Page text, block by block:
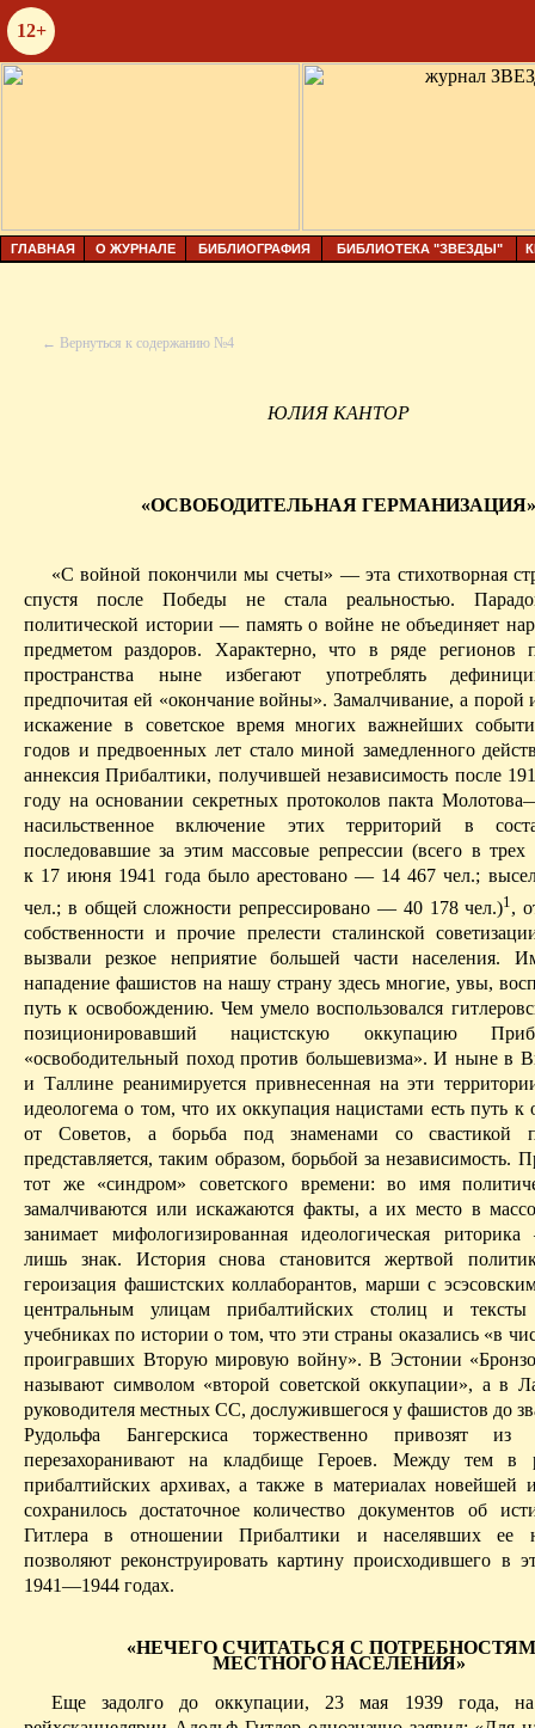
12+
ГЛАВНАЯ О ЖУРНАЛЕ БИБЛИОГРАФИЯ БИБЛИОТЕКА "ЗВЕЗДЫ"
← Вернуться к содержанию №4
ЮЛИЯ КАНТОР
«ОСВОБОДИТЕЛЬНАЯ ГЕРМАНИЗАЦИЯ»
«С войной покончили мы счеты» — эта стихотворная
спустя после Победы не стала реальностью.
политической истории — память о войне не объединяет
предметом раздоров. Характерно, что в ряде регионов
пространства ныне избегают употреблять
предпочитая ей «окончание войны». Замалчивание, а порой
искажение в советское время многих важнейших
годов и предвоенных лет стало миной замедленного
аннексия Прибалтики, получившей независимость после
году на основании секретных протоколов пакта
насильственное включение этих территорий в
последовавшие за этим массовые репрессии (всего в
к 17 июня 1941 года было арестовано — 14 467 чел.;
чел.; в общей сложности репрессировано — 40 178 чел.)1 ,
собственности и прочие прелести сталинской
вызвали резкое неприятие большей части населения.
нападение фашистов на нашу страну здесь многие, увы,
путь к освобождению. Чем умело воспользовался
позиционировавший нацистскую оккупацию
«освободительный поход против большевизма». И ныне в
и Таллинереанимируется привнесенная на эти
идеологема о том, что их оккупация нацистами есть путь к
от Советов, а борьба под знаменами со свастикой
представляется, таким образом, борьбой за независимость.
тот же «синдром» советского времени: во имя
замалчиваются или искажаются факты, а их место в
занимает мифологизированная идеологическая
лишь знак. История снова становится жертвой
героизация фашистскихколлаборантов, марши с
центральным улицам прибалтийских столиц и
учебниках по истории о том, что эти страны оказались «в
проигравших Вторую мировую войну». В Эстонии
называют символом «второй советской оккупации», а в
руководителя местных СС, дослужившегося у фашистов до
Рудольфа Бангерскиса торжественно привозят из
перезахоранивают на кладбище Героев. Между тем в
прибалтийских архивах, а также в материалах новейшей
сохранилось достаточное количество документов об
Гитлера в отношении Прибалтики и населявших ее
позволяют реконструировать картинупроисходившего в
1941—1944 годах.
«НЕЧЕГО СЧИТАТЬСЯ С
МЕСТНОГО НАСЕЛЕНИЯ»
Еще задолго до оккупации, 23 мая 1939 года,